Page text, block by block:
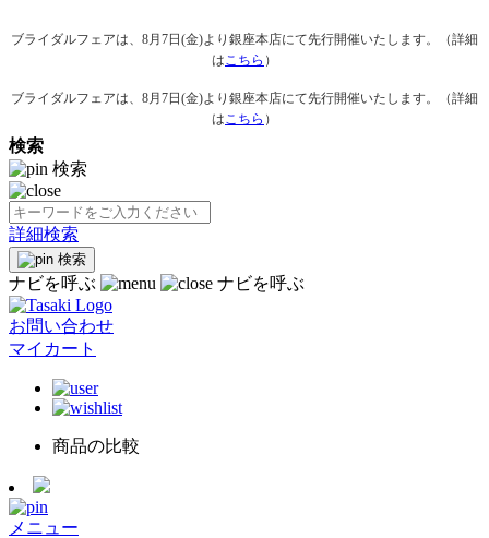
ブライダルフェアは、8月7日(金)より銀座本店にて先行開催いたします。（詳細
はこちら ）
ブライダルフェアは、8月7日(金)より銀座本店にて先行開催いたします。（詳細
はこちら ）
検索
検索
詳細検索
検索
ナビを呼ぶ ナビを呼ぶ
お問い合わせ
マイカート
商品の比較
メニュー